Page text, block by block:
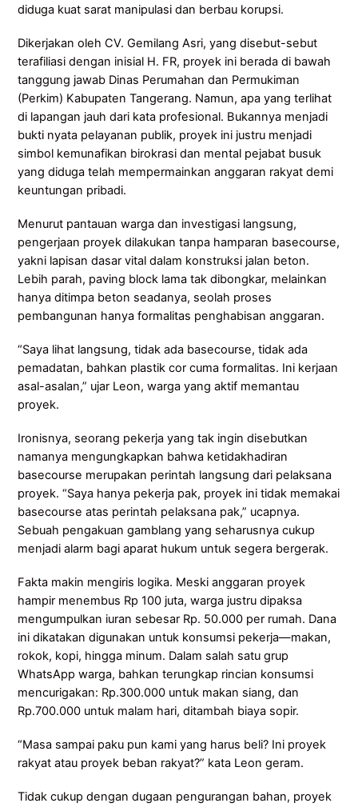
diduga kuat sarat manipulasi dan berbau korupsi.
Dikerjakan oleh CV. Gemilang Asri, yang disebut-sebut
terafiliasi dengan inisial H. FR, proyek ini berada di bawah
tanggung jawab Dinas Perumahan dan Permukiman
(Perkim) Kabupaten Tangerang. Namun, apa yang terlihat
di lapangan jauh dari kata profesional. Bukannya menjadi
bukti nyata pelayanan publik, proyek ini justru menjadi
simbol kemunafikan birokrasi dan mental pejabat busuk
yang diduga telah mempermainkan anggaran rakyat demi
keuntungan pribadi.
Menurut pantauan warga dan investigasi langsung,
pengerjaan proyek dilakukan tanpa hamparan basecourse,
yakni lapisan dasar vital dalam konstruksi jalan beton.
Lebih parah, paving block lama tak dibongkar, melainkan
hanya ditimpa beton seadanya, seolah proses
pembangunan hanya formalitas penghabisan anggaran.
“Saya lihat langsung, tidak ada basecourse, tidak ada
pemadatan, bahkan plastik cor cuma formalitas. Ini kerjaan
asal-asalan,” ujar Leon, warga yang aktif memantau
proyek.
Ironisnya, seorang pekerja yang tak ingin disebutkan
namanya mengungkapkan bahwa ketidakhadiran
basecourse merupakan perintah langsung dari pelaksana
proyek. “Saya hanya pekerja pak, proyek ini tidak memakai
basecourse atas perintah pelaksana pak,” ucapnya.
Sebuah pengakuan gamblang yang seharusnya cukup
menjadi alarm bagi aparat hukum untuk segera bergerak.
Fakta makin mengiris logika. Meski anggaran proyek
hampir menembus Rp 100 juta, warga justru dipaksa
mengumpulkan iuran sebesar Rp. 50.000 per rumah. Dana
ini dikatakan digunakan untuk konsumsi pekerja—makan,
rokok, kopi, hingga minum. Dalam salah satu grup
WhatsApp warga, bahkan terungkap rincian konsumsi
mencurigakan: Rp.300.000 untuk makan siang, dan
Rp.700.000 untuk malam hari, ditambah biaya sopir.
“Masa sampai paku pun kami yang harus beli? Ini proyek
rakyat atau proyek beban rakyat?” kata Leon geram.
Tidak cukup dengan dugaan pengurangan bahan, proyek